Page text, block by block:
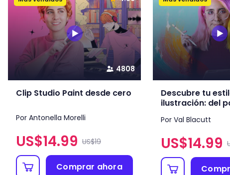
4808
Clip Studio Paint desde cero
Por Antonella Morelli
US$14.99 US$19
Comprar ahora
Descubre tu
ilustración: del
Por Val Blacutt
US$14.99